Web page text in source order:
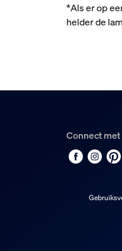
*Als er op
helder de
Connect